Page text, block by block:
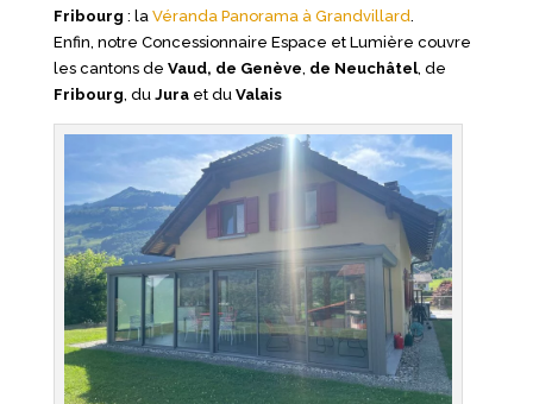
Fribourg : la Véranda Panorama à Grandvillard
Enfin, notre Concessionnaire Espace et Lumière couvre
les cantons de Vaud, de Genève de Neuchâtel, de
Fribourg , du Juraet du Valais